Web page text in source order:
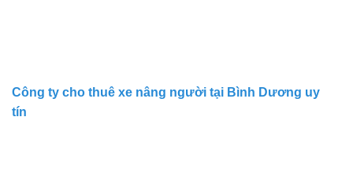
Công ty cho thuê xe nâng người tại Bình Dương uy
tín